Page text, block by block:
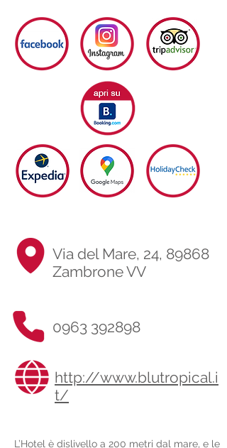
Via del Mare, 24, 89868
Zambrone VV
0963 392898
http://www.blutropical.i
t/
L’Hotel è dislivello a 200 metri dal mare, e le